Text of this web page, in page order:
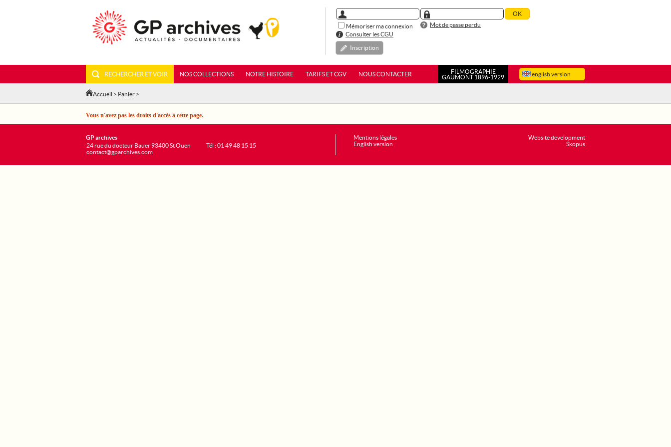
Mémoriser ma connexion
Mot de passe perdu
Consulter les CGU
Inscription
english version
RECHERCHER ET VOIR NOS COLLECTIONS NOTRE HISTOIRE TARIFS ET CGV NOUS CONTACTER
FILMOGRAPHIE
GAUMONT 1896-1929
Accueil > Panier >
Vous n'avez pas les droits d'accès à cette page.
Website development
Skopus
GP archives
24 rue du docteur Bauer 93400 St Ouen
contact@gparchives.com
Tél : 01 49 48 15 15
Mentions légales
English version